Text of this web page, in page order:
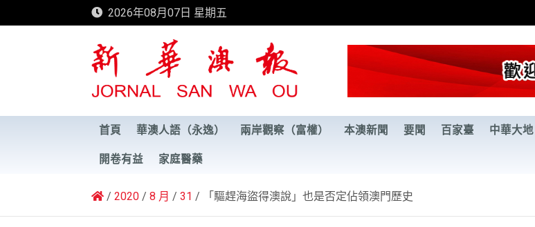
to
2026年08月07日 星期五
新華澳報
首頁 華澳人語（永逸） 兩岸觀察（富權） 本澳新聞 要聞 百家臺 中華大地
開卷有益 家庭醫藥
2020 8 月 31 「驅趕海盜得澳說」也是否定佔領澳門歷史